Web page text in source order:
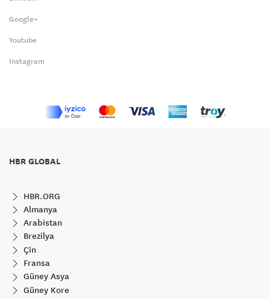
Google+
Youtube
Instagram
HBR GLOBAL
HBR.ORG
Almanya
Arabistan
Brezilya
Çin
Fransa
Güney Asya
Güney Kore